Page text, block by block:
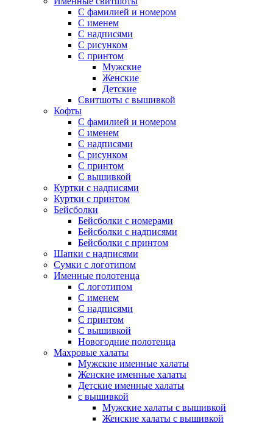
С фамилией и номером
С именем
С надписями
С рисунком
С принтом
Мужские
Женские
Детские
Свитшоты с вышивкой
Кофты
С фамилией и номером
С именем
С надписями
С рисунком
С принтом
С вышивкой
Куртки с надписями
Куртки с принтом
Бейсболки
Бейсболки с номерами
Бейсболки с надписями
Бейсболки с принтом
Шапки с надписями
Сумки с логотипом
Именные полотенца
С логотипом
С именем
С надписями
С принтом
С вышивкой
Новогодние полотенца
Махровые халаты
Мужские именные халаты
Женские именные халаты
Детские именные халаты
с вышивкой
Мужские халаты с вышивкой
Женские халаты с вышивкой